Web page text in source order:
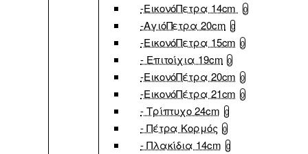
-ΕικονόΠετρα 14cm 0
-ΑγιόΠετρα 20cm 0
-ΕικονόΠετρα 15cm 0
- Επιτοίχια 19cm 0
-ΕικονόΠέτρα 20cm 0
-ΕικονόΠέτρα 21cm 0
- Τρίπτυχο 24cm 0
- Πέτρα Κορμός 0
- Πλακίδια 14cm 0